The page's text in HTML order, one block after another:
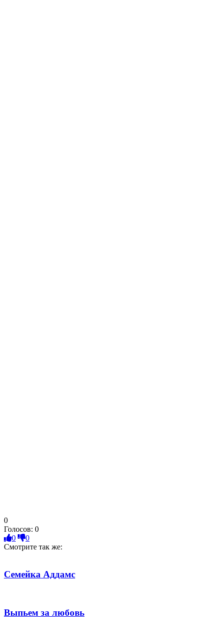
0
Голосов: 0
0
0
Смотрите так же:
Семейка Аддамс
Выпьем за любовь